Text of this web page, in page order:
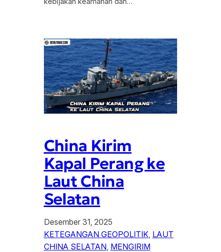
China Kirim
Kapal Perang ke
Laut China
Selatan
Desember 31, 2025
KETEGANGAN GEOPOLITIK, LAUT
CHINA SELATAN, MENGIRIM